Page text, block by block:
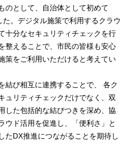
のとして、自治体として初めて
。デジタル施策で利用するクラウ
十分なセキュリティチェックを行
整えることで、市民の皆様も安心
策をご利用いただけると考えてい
結び相互に連携することで、 各ク
ュリティチェックだけでなく、双
した包括的な結びつきを深め、協
ウド活用を促進し、「便利さ」と
たDX推進につながることを期待し